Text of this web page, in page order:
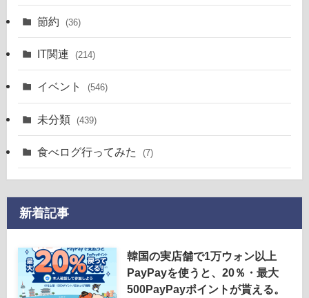
節約 (36)
IT関連 (214)
イベント (546)
未分類 (439)
食べログ行ってみた (7)
新着記事
韓国の実店舗で1万ウォン以上
PayPayを使うと、20％・最大
500PayPayポイントが貰える。